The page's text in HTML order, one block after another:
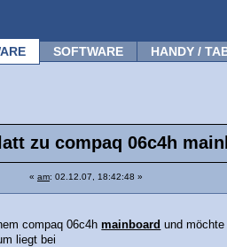
SOFTWARE HANDY /
zu compaq 06c4h
« am: 02.12.07, 18:42:48 »
compaq 06c4hmainboard und möchte
liegt bei